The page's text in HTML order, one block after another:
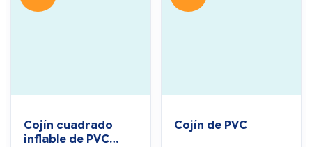
Cojín cuadrado
inflable de PVC
Cojín de PVC